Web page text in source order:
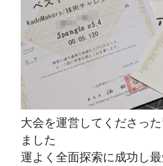
大会を運営してくださっ
ました
運よく全面探索に成功し